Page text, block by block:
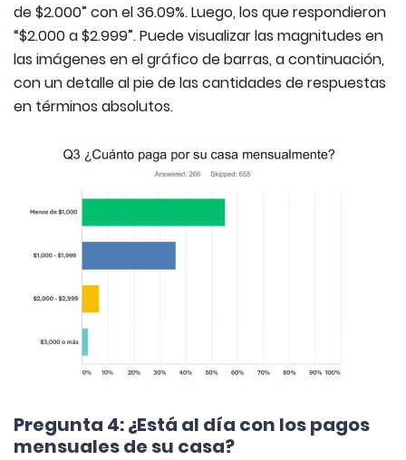
de $2.000” con el 36.09%. Luego, los que respondieron
“$2.000 a $2.999”. Puede visualizar las magnitudes en
las imágenes en el gráfico de barras, a continuación,
con un detalle al pie de las cantidades de respuestas
en términos absolutos.
Pregunta 4: ¿Está al día con los pagos
mensuales de su casa?